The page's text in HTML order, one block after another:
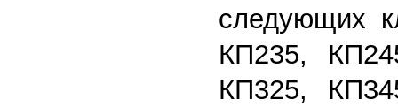
следующих
КП235,
КП325,